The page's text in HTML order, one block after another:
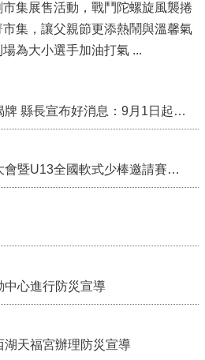
集展售活動，戰鬥陀螺旋風襲捲
集，讓父親節更添熱鬧與溫馨氣
氛。縣長鍾東錦偕來賓到場為大小選手加油打氣 ...
苗栗親子館暨托嬰中心揭牌 縣長宣布好消息：9月1日起調降臨時托嬰費用
第二屆台灣火星人棒球大會暨U13全國軟式少棒邀請賽在苗栗舉辦
中心進行防災宣導
天福宮辦理防災宣導